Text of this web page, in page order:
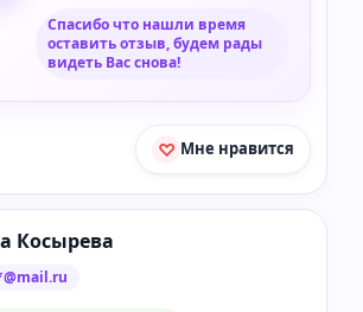
Спасибо что нашли время
оставить отзыв, будем рады
видеть Вас снова!
Мне нравится
Косырева